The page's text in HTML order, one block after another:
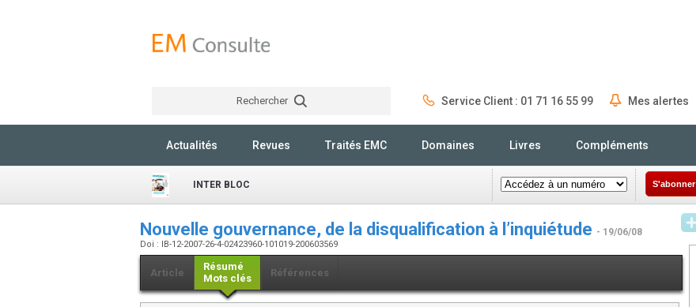
Rechercher Service Client : 01 71 16 55 99 Mes alertes
Actualités Revues Traités EMC Domaines Livres Compléments
INTER BLOC S'abonner
Nouvelle gouvernance, de la disqualification à l’inquiétude - 19/06/08
Doi : IB-12-2007-26-4-02423960-101019-200603569
Article
Résumé
Mots clés
Références